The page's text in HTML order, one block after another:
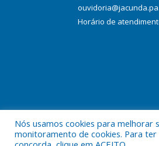
Horário de
Todos os direitos
Nós usamos cookies para melhorar
monitoramento de cookies. Para